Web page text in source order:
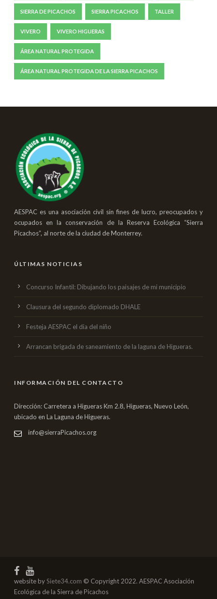
SIERRA DE PICACHOS SIERRA PICACHOS TALLER
VIVERO VIVERO HIGUERAS
ÁREA NATURAL PROTEGIDA
ÁREA NATURAL PROTEGIDA DE LA SIERRA PICACHOS
AESPAC es una asociación civil sin fines de lucro, preocupados y
ocupados en la conservación de la Reserva Ecológica “Sierra
Picachos”, al norte de la ciudad de Monterrey.
ÚLTIMAS NOTICIAS
Concurso Infantil: Dibujando los paisajes de mi municipio
Clausura del segundo diplomado DHALE
Festeja AESPAC el dia del niño
Arrancan brigada de saneamiento de la laguna de Higueras.
INFORMACIÓN DEL CONTACTO
Dirección: Carretera a Higueras Km 2.8, Higueras, Nuevo León,
ubicado en La Laguna de Higueras.
info@sierraPicachos.org
website bySiete34.com © Copyright 2022. AESPAC Asociación
Ecológica de la Sierra de Picachos